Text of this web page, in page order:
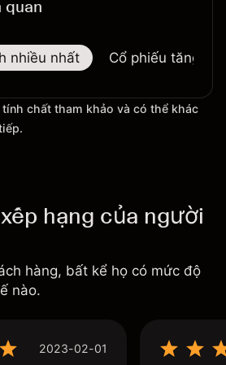
quan
nhiều nhất Cổ phiếu tăng
chất tham khảo và có thể khác
hạng của người
hàng, bất kể họ có mức độ
nào.
2023-02-01